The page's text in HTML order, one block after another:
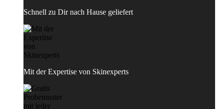
Schnell zu Dir nach Hause geliefert
Mit der Expertise von Skinexperts